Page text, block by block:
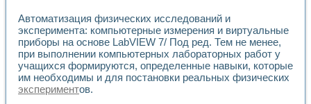
Высокочувствительные оптоэлектронные
Установка для измерения диэлектрических свойств
Исследование кинетики зарождения и развития
Лабораторный электрический импедансный томограф на
Микрозондовая система для характеризации
Метод траекторий в исследовании
Промышленная автоматизация
Автоматизация физических исследований и
эксперимента: компьютерные измерения и виртуальные
приборы на основе LabVIEW 7/ Под ред. Тем не менее,
при выполнении компьютерных лабораторных работ у
учащихся формируются, определенные навыки, которые
им необходимы и для постановки реальных физических
экспериментов.